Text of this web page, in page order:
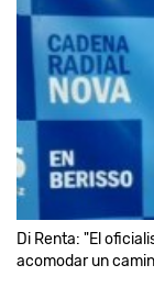
Di Renta: "El
acomodar un